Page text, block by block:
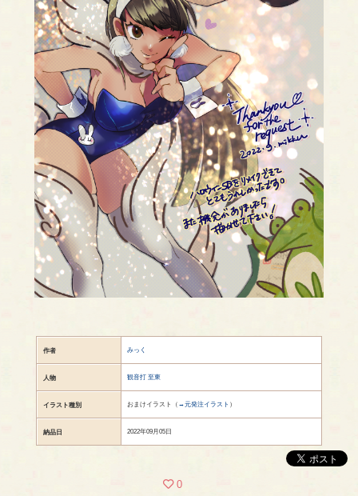
作者 みっく
人物 観音打 至東
イラスト種別 おまけイラスト（ →元発注イラスト ）
納品日 2022年09月05日
0